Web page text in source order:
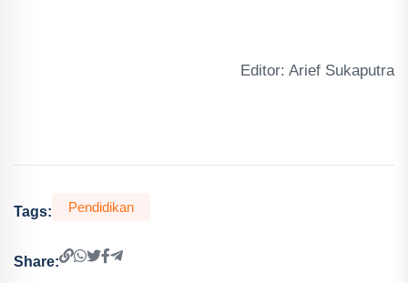
Editor: Arief Sukaputra
Tags: Pendidikan
Share: